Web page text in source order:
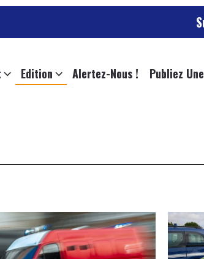
Edition Alertez-Nous ! Publiez